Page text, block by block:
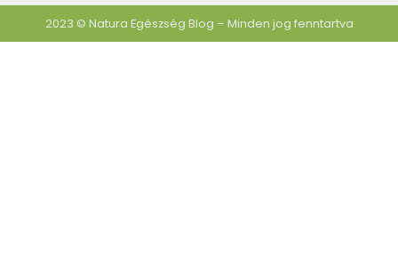
2023 © Natura Egészség Blog – Minden jog fenntartva